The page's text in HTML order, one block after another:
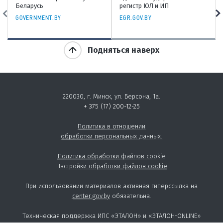
регистр ЮЛ и ИП
EGR.GOV.BY
Республики Беларусь
PROKURATURA.GOV.BY
Подняться наверх
220030, г. Минск, ул. Берсона, 1а.
+ 375 (17) 200-12-25
Политика в отношении
обработки персональных данных.
Политика обработки файлов cookie
Настройки обработки файлов cookie
При использовании материалов активная гиперссылка на
center.gov.byобязательна.
Техническая поддержка ИПС «ЭТАЛОН» и «ЭТАЛОН-ONLINE»